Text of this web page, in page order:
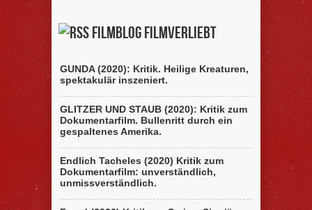
Filmblog filmverliebt
GUNDA (2020): Kritik. Heilige Kreaturen,
spektakulär inszeniert.
GLITZER UND STAUB (2020): Kritik zum
Dokumentarfilm. Bullenritt durch ein
gespaltenes Amerika.
Endlich Tacheles (2020) Kritik zum
Dokumentarfilm: unverständlich,
unmissverständlich.